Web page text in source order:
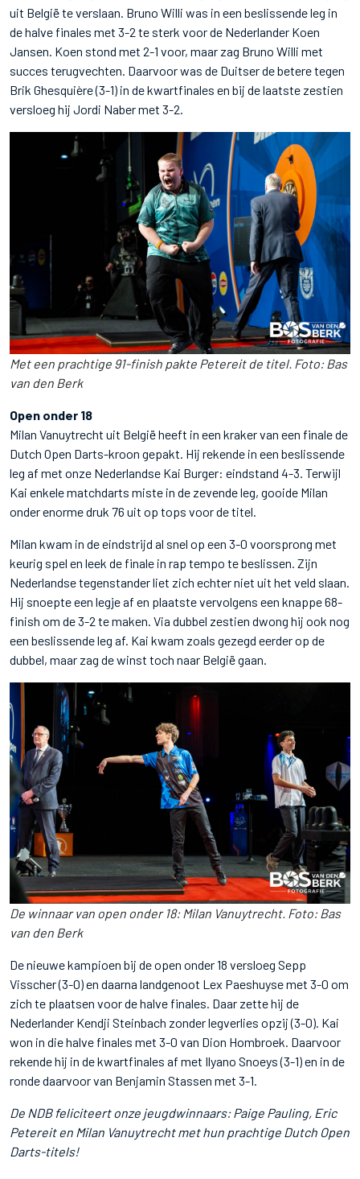
uit België te verslaan. Bruno Willi was in een beslissende leg in
de halve finales met 3-2 te sterk voor de Nederlander Koen
Jansen. Koen stond met 2-1 voor, maar zag Bruno Willi met
succes terugvechten. Daarvoor was de Duitser de betere tegen
Brik Ghesquière (3-1) in de kwartfinales en bij de laatste zestien
versloeg hij Jordi Naber met 3-2.
Met een prachtige 91-finish pakte Petereit de titel. Foto: Bas
van den Berk
Open onder 18
Milan Vanuytrecht uit België heeft in een kraker van een finale de
Dutch Open Darts-kroon gepakt. Hij rekende in een beslissende
leg af met onze Nederlandse Kai Burger: eindstand 4-3. Terwijl
Kai enkele matchdarts miste in de zevende leg, gooide Milan
onder enorme druk 76 uit op tops voor de titel.
Milan kwam in de eindstrijd al snel op een 3-0 voorsprong met
keurig spel en leek de finale in rap tempo te beslissen. Zijn
Nederlandse tegenstander liet zich echter niet uit het veld slaan.
Hij snoepte een legje af en plaatste vervolgens een knappe 68-
finish om de 3-2 te maken. Via dubbel zestien dwong hij ook nog
een beslissende leg af. Kai kwam zoals gezegd eerder op de
dubbel, maar zag de winst toch naar België gaan.
De winnaar van open onder 18: Milan Vanuytrecht. Foto: Bas
van den Berk
De nieuwe kampioen bij de open onder 18 versloeg Sepp
Visscher (3-0) en daarna landgenoot Lex Paeshuyse met 3-0 om
zich te plaatsen voor de halve finales. Daar zette hij de
Nederlander Kendji Steinbach zonder legverlies opzij (3-0). Kai
won in die halve finales met 3-0 van Dion Hombroek. Daarvoor
rekende hij in de kwartfinales af met Ilyano Snoeys (3-1) en in de
ronde daarvoor van Benjamin Stassen met 3-1.
De NDB feliciteert onze jeugdwinnaars: Paige Pauling, Eric
Petereit en Milan Vanuytrecht met hun prachtige Dutch Open
Darts-titels!